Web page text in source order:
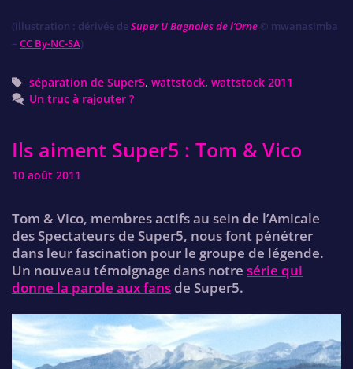
(illustration : dérivée deSuper U Bagnoles de l’Orne © mwanasimba
– CC By-NC-SA)
Tags
séparation de Super5, wattstock, wattstock 2011
Un truc à rajouter ?
Ils aiment Super5 : Tom & Vico
10 août 2011
Tom & Vico, membres actifs au sein de l’Amicale
des Spectateurs de Super5, nous font pénétrer
dans leur fascination pour le groupe de légende.
Un nouveau témoignage dans notre série qui
donne la parole aux fans de Super5.